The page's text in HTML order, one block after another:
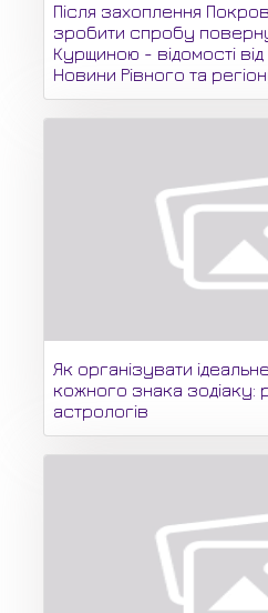
Після захоплення
зробити спробу
Курщиною - відомості
Новини Рівного та
Як організувати
кожного знака зодіаку:
астрологів